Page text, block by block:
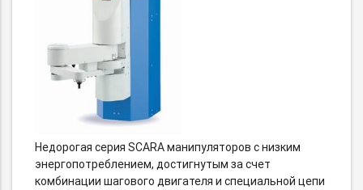
Недорогая серия SCARA манипуляторов с низким
энергопотреблением, достигнутым за счет
комбинации шагового двигателя и специальной цепи